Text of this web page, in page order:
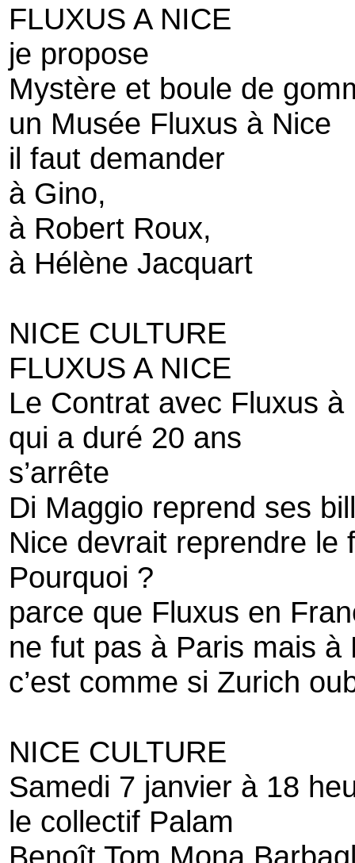
FLUXUS A NICE
je propose
Mystère et boule de
un Musée Fluxus à Nice
il faut demander
à Gino,
à Robert Roux,
à Hélène Jacquart
NICE CULTURE
FLUXUS A NICE
Le Contrat avec Fluxus à
qui a duré 20 ans
s’arrête
Di Maggio reprend ses
Nice devrait reprendre le
Pourquoi ?
parce que Fluxus en
ne fut pas à Paris mais à
c’est comme si Zurich
NICE CULTURE
Samedi 7 janvier à 18
le collectif Palam
Benoît Tom Mona